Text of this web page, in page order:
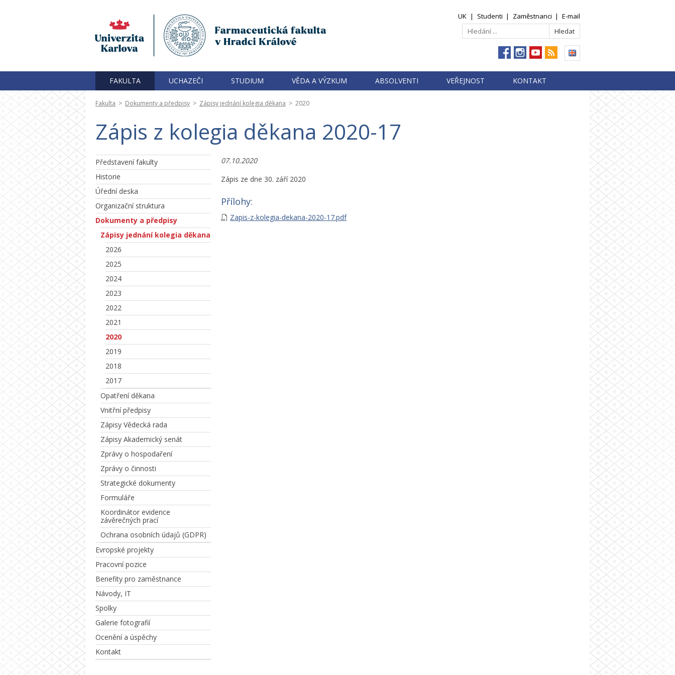
UK | Studenti | Zaměstnanci | E-mail
FAKULTA UCHAZEČI STUDIUM VĚDA A VÝZKUM ABSOLVENTI VEŘEJNOST KONTAKT
Fakulta > Dokumenty a předpisy > Zápisy jednání kolegia děkana > 2020
Zápis z kolegia děkana 2020-17
Představení fakulty
Historie
Úřední deska
Organizační struktura
Dokumenty a předpisy
Zápisy jednání kolegia děkana
2026
2025
2024
2023
2022
2021
2020
2019
2018
2017
Opatření děkana
Vnitřní předpisy
Zápisy Vědecká rada
Zápisy Akademický senát
Zprávy o hospodaření
Zprávy o činnosti
Strategické dokumenty
Formuláře
Koordinátor evidence
závěrečných prací
Ochrana osobních údajů (GDPR)
Evropské projekty
Pracovní pozice
Benefity pro zaměstnance
Návody, IT
Spolky
Galerie fotografií
Ocenění a úspěchy
Kontakt
07.10.2020
Zápis ze dne 30. září 2020
Přílohy:
Zapis-z-kolegia-dekana-2020-17.pdf